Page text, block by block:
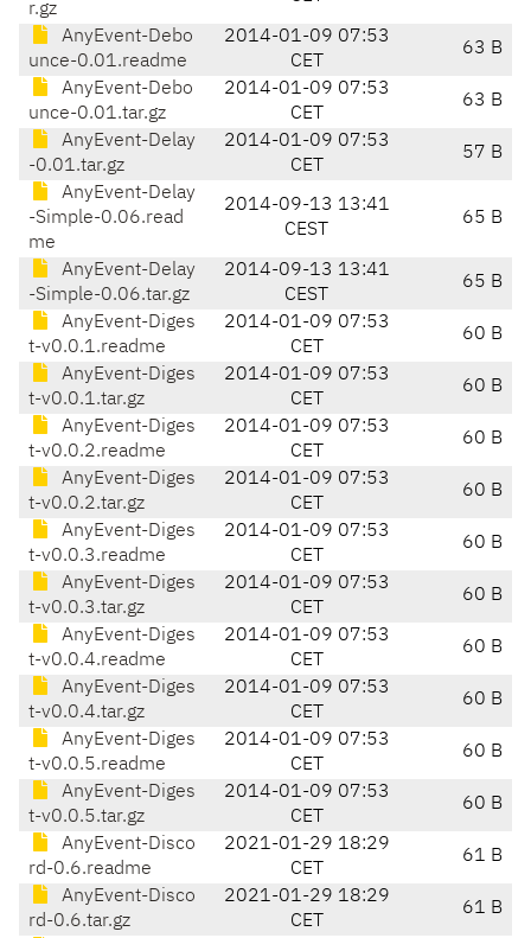
r.gz
AnyEvent-Debo
unce-0.01.readme
2014-01-09 07:53
CET
63 B
AnyEvent-Debo
unce-0.01.tar.gz
2014-01-09 07:53
CET
63 B
AnyEvent-Delay
-0.01.tar.gz
2014-01-09 07:53
CET
57 B
AnyEvent-Delay
-Simple-0.06.read
me
2014-09-13 13:41
CEST
65 B
AnyEvent-Delay
-Simple-0.06.tar.gz
2014-09-13 13:41
CEST
65 B
AnyEvent-Diges
t-v0.0.1.readme
2014-01-09 07:53
CET
60 B
AnyEvent-Diges
t-v0.0.1.tar.gz
2014-01-09 07:53
CET
60 B
AnyEvent-Diges
t-v0.0.2.readme
2014-01-09 07:53
CET
60 B
AnyEvent-Diges
t-v0.0.2.tar.gz
2014-01-09 07:53
CET
60 B
AnyEvent-Diges
t-v0.0.3.readme
2014-01-09 07:53
CET
60 B
AnyEvent-Diges
t-v0.0.3.tar.gz
2014-01-09 07:53
CET
60 B
AnyEvent-Diges
t-v0.0.4.readme
2014-01-09 07:53
CET
60 B
AnyEvent-Diges
t-v0.0.4.tar.gz
2014-01-09 07:53
CET
60 B
AnyEvent-Diges
t-v0.0.5.readme
2014-01-09 07:53
CET
60 B
AnyEvent-Diges
t-v0.0.5.tar.gz
2014-01-09 07:53
CET
60 B
AnyEvent-Disco
rd-0.6.readme
2021-01-29 18:29
CET
61 B
AnyEvent-Disco
rd-0.6.tar.gz
2021-01-29 18:29
CET
61 B